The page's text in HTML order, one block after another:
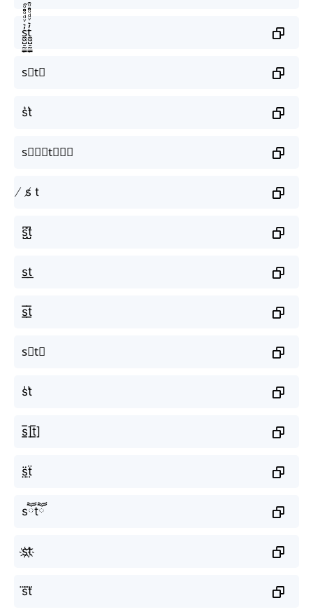
s̼͖̺̠̰͇̙̓͛ͮͩͦ̎ͦ̑ͅt̼͖̺̠̰͇̙̓͛ͮͩͦ̎ͦ̑ͅ
s⃗t⃗
s͛t͛
s⃒⃒⃒t⃒⃒⃒
̸ s̸ t
s̺͆t̺͆
s͟t͟
s̲̅t̲̅
s⃣t⃣
s̾t̾
s̲̅]t̲̅]
s̤̈ẗ̤
sཽtཽ
s҉t҉
s⃜t⃜